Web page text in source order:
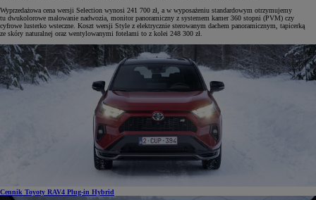
Wyprzedażowa cena wersji Selection wynosi 241 700 zł, a w wyposażeniu standardowym otrzymujemy
tu dwukolorowe malowanie nadwozia, monitor panoramiczny z systemem kamer 360 stopni (PVM) czy
cyfrowe lusterko wsteczne. Koszt wersji Style z elektrycznie sterowanym dachem panoramicznym, tapicerką
ze skóry naturalnej oraz wentylowanymi fotelami to z kolei 248 300 zł.
Cennik Toyoty RAV4 Plug-in Hybrid